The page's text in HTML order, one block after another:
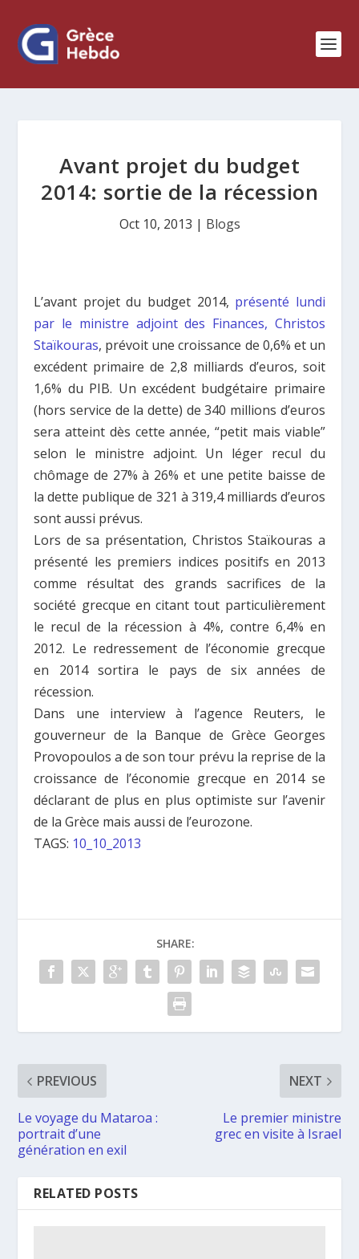
Avant projet du budget
2014: sortie de la récession
Oct 10, 2013 | Blogs
L’avant projet du budget 2014, présenté lundi
par le ministre adjoint des Finances, Christos
Staïkouras, prévoit une croissance de 0,6% et un
excédent primaire de 2,8 milliards d’euros, soit
1,6% du PIB. Un excédent budgétaire primaire
(hors service de la dette) de 340 millions d’euros
sera atteint dès cette année, “petit mais viable”
selon le ministre adjoint. Un léger recul du
chômage de 27% à 26% et une petite baisse de
la dette publique de 321 à 319,4 milliards d’euros
sont aussi prévus.
Lors de sa présentation, Christos Staïkouras a
présenté les premiers indices positifs en 2013
comme résultat des grands sacrifices de la
société grecque en citant tout particulièrement
le recul de la récession à 4%, contre 6,4% en
2012. Le redressement de l’économie grecque
en 2014 sortira le pays de six années de
récession.
Dans une interview à l’agence Reuters, le
gouverneur de la Banque de Grèce Georges
Provopoulos a de son tour prévu la reprise de la
croissance de l’économie grecque en 2014 se
déclarant de plus en plus optimiste sur l’avenir
de la Grèce mais aussi de l’eurozone.
TAGS: 10_10_2013
SHARE:
PREVIOUS
Le voyage du Mataroa :
portrait d’une
génération en exil
NEXT
Le premier ministre
grec en visite à Israel
RELATED POSTS